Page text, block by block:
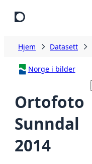
Hjem Datasett
Norge i bilder
Ortofoto
Sunndal
2014